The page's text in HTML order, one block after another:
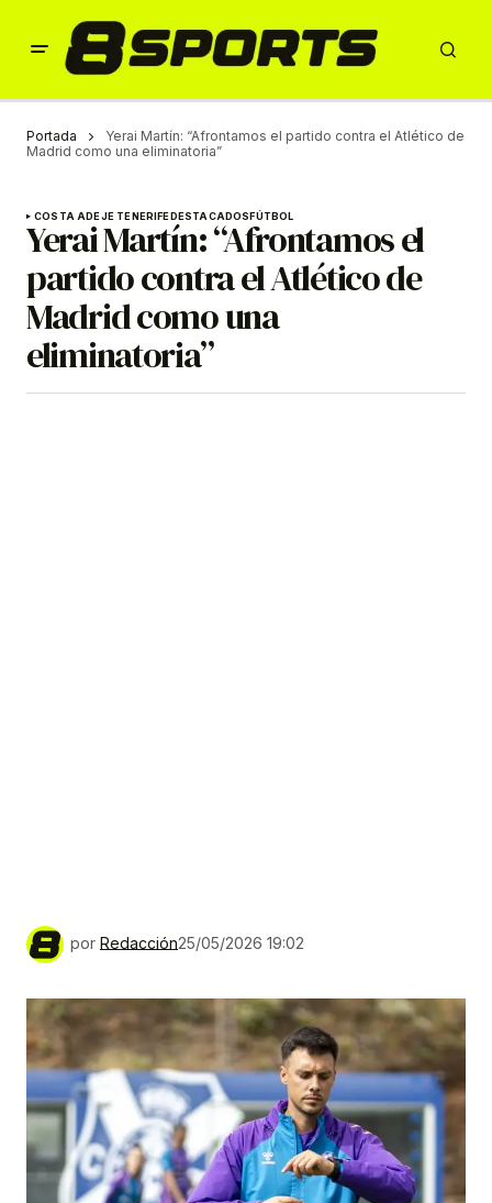
Portada
Yerai Martín: “Afrontamos el partido contra el Atlético de
Madrid como una eliminatoria”
COSTA ADEJE TENERIFEDESTACADOSFÚTBOL
Yerai Martín: “Afrontamos el
partido contra el Atlético de
Madrid como una
eliminatoria”
por Redacción25/05/2026 19:02